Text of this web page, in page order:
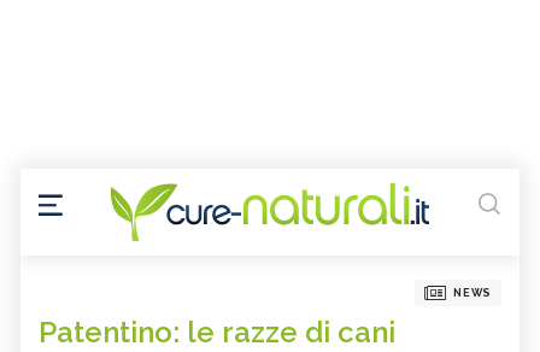
NEWS
Patentino: le razze di cani